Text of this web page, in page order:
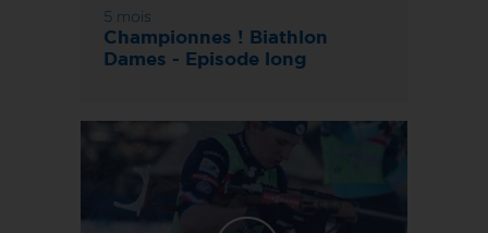
5 mois
Championnes ! Biathlon
Dames - Episode long